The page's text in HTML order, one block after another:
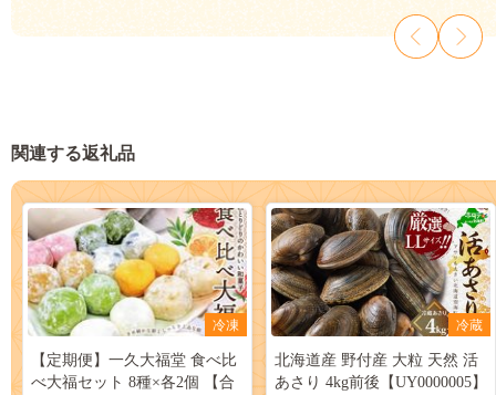
関連する返礼品
冷凍
【定期便】一久大福堂 食べ比
べ大福セット 8種×各2個 【合
冷蔵
北海道産 野付産 大粒 天然 活
あさり 4kg前後【UY0000005】